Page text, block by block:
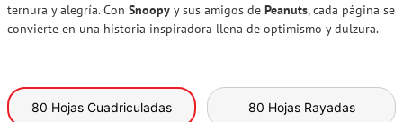
ternura y alegría. Con Snoopy y sus amigos de Peanuts, cada página se
convierte en una historia inspiradora llena de optimismo y dulzura.
80 Hojas Cuadriculadas 80 Hojas Rayadas